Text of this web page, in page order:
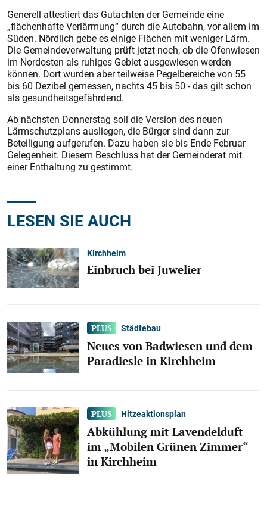
Generell attestiert das Gutachten der Gemeinde eine
„flächenhafte Verlärmung“ durch die Autobahn, vor allem im
Süden. Nördlich gebe es einige Flächen mit weniger Lärm.
Die Gemeindeverwaltung prüft jetzt noch, ob die Ofenwiesen
im Nordosten als ruhiges Gebiet ausgewiesen werden
können. Dort wurden aber teilweise Pegelbereiche von 55
bis 60 Dezibel gemessen, nachts 45 bis 50 - das gilt schon
als gesundheitsgefährdend.
Ab nächsten Donnerstag soll die Version des neuen
Lärmschutzplans ausliegen, die Bürger sind dann zur
Beteiligung aufgerufen. Dazu haben sie bis Ende Februar
Gelegenheit. Diesem Beschluss hat der Gemeinderat mit
einer Enthaltung zu gestimmt.
LESEN SIE AUCH
Kirchheim
Einbruch bei Juwelier
Städtebau
Neues von Badwiesen und dem
Paradiesle in Kirchheim
Hitzeaktionsplan
Abkühlung mit Lavendelduft
im „Mobilen Grünen Zimmer“
in Kirchheim